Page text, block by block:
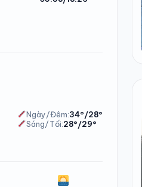
Ngày/Đêm:34°/28°
Sáng/Tối:28°/29°